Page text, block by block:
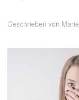
Geschrieben von Marie